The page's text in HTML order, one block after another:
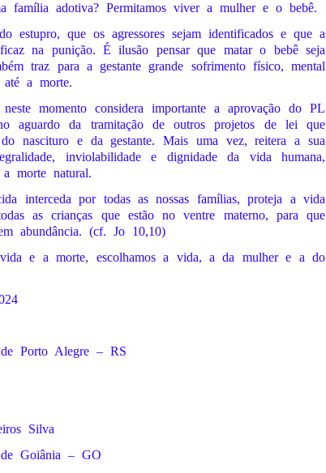
família adotiva? Permitamos viver a mulher e o bebê.
estupro, que os agressores sejam identificados e que a
na punição. É ilusão pensar que matar o bebê seja
traz para a gestante grande sofrimento físico, mental
até a morte.
momento considera importante a aprovação do PL
aguardo da tramitação de outros projetos de lei que
nascituro e da gestante. Mais uma vez, reitera a sua
inviolabilidade e dignidade da vida humana,
morte natural.
interceda por todas as nossas famílias, proteja a vida
as crianças que estão no ventre materno, para que
abundância. (cf. Jo 10,10)
e a morte, escolhamos a vida, a da mulher e a do
Porto Alegre – RS
Silva
Goiânia – GO